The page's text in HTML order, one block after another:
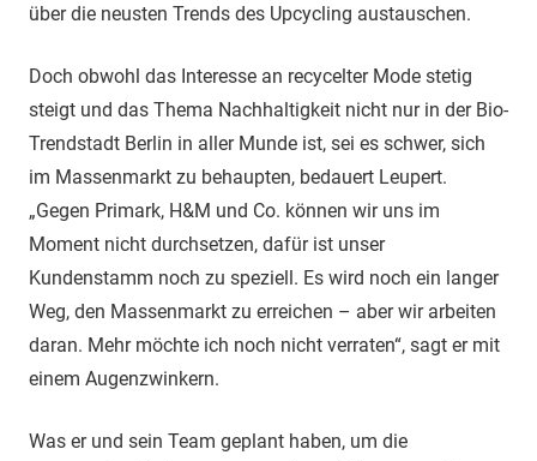
über die neusten Trends des Upcycling austauschen.
Doch obwohl das Interesse an recycelter Mode stetig
steigt und das Thema Nachhaltigkeit nicht nur in der Bio-
Trendstadt Berlin in aller Munde ist, sei es schwer, sich
im Massenmarkt zu behaupten, bedauert Leupert.
„Gegen Primark, H&M und Co. können wir uns im
Moment nicht durchsetzen, dafür ist unser
Kundenstamm noch zu speziell. Es wird noch ein langer
Weg, den Massenmarkt zu erreichen – aber wir arbeiten
daran. Mehr möchte ich noch nicht verraten“, sagt er mit
einem Augenzwinkern.
Was er und sein Team geplant haben, um die